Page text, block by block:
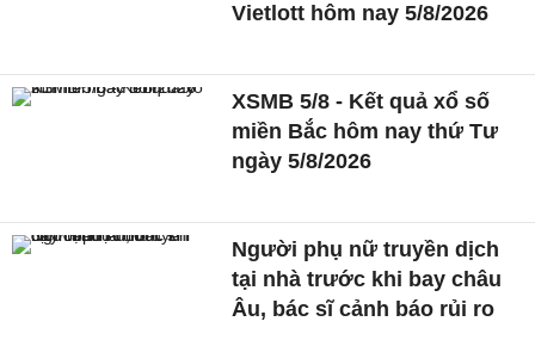
Vietlott hôm nay 5/8/2026
XSMB 5/8 - Kết quả xổ số
miền Bắc hôm nay thứ Tư
ngày 5/8/2026
Người phụ nữ truyền dịch
tại nhà trước khi bay châu
Âu, bác sĩ cảnh báo rủi ro